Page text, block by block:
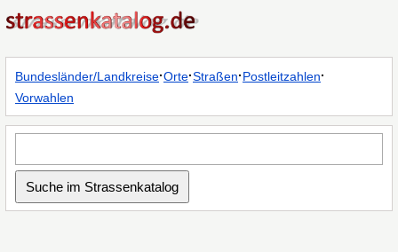
Bundesländer/Landkreise·Orte·Straßen·Postleitzahlen·
Vorwahlen